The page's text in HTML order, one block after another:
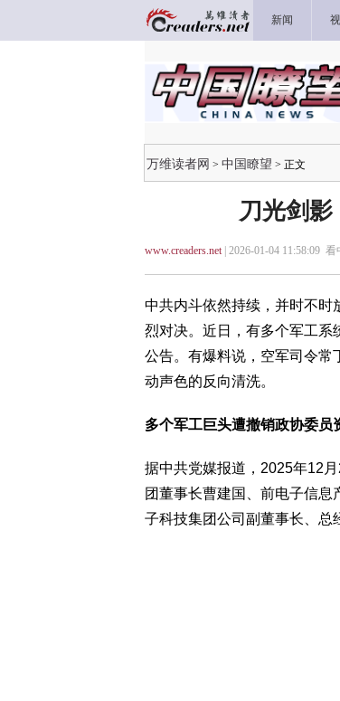
新闻
万维读者网 > 中国瞭望 > 正文
刀光剑影
www.creaders.net| 2026-01-04 11:58:09 看
中共内斗依然持续，并时不时
烈对决。近日，有多个军工系
公告。有爆料说，空军司令常
动声色的反向清洗。
多个军工巨头遭撤销政协委员
据中共党媒报道，2025年12
团董事长曹建国、前电子信
子科技集团公司副董事长、总